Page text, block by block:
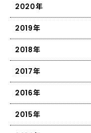
2020年
2019年
2018年
2017年
2016年
2015年